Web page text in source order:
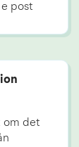
post
om det